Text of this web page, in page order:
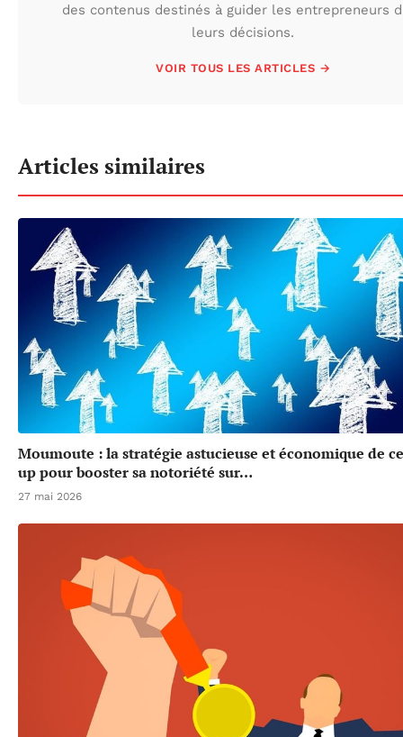
des contenus destinés à guider les entrepreneurs
leurs décisions.
VOIR TOUS LES ARTICLES →
Articles similaires
Moumoute : la stratégie astucieuse et économique de
up pour booster sa notoriété sur…
27 mai 2026